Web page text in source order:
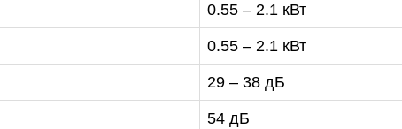
0.55 – 2.1 кВт
0.55 – 2.1 кВт
29 – 38 дБ
54 дБ